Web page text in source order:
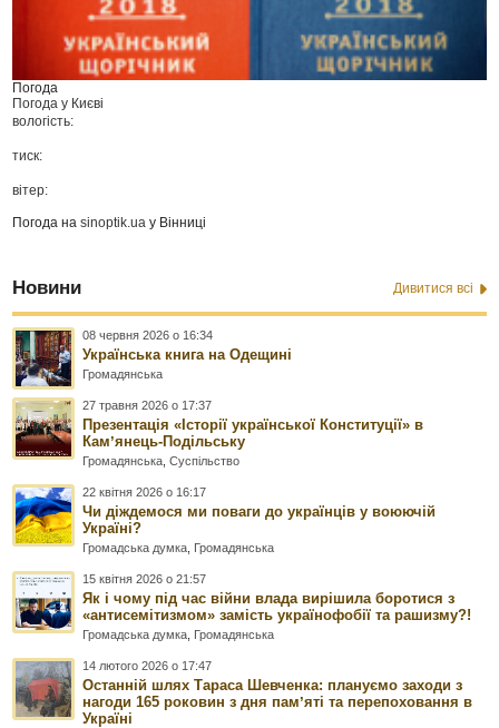
Погода
Погода у Києві
вологість:
тиск:
вітер:
Погода наsinoptik.ua у Вінниці
Новини Дивитися всі
08 червня 2026 о 16:34
Українська книга на Одещині
Громадянська
27 травня 2026 о 17:37
Презентація «Історії української Конституції» в
Камʼянець-Подільську
Громадянська ,Суспільство
22 квітня 2026 о 16:17
Чи діждемося ми поваги до українців у воюючій
Україні?
Громадська думка Громадянська
15 квітня 2026 о 21:57
Як і чому під час війни влада вирішила боротися з
«антисемітизмом» замість українофобії та рашизму?!
Громадська думка Громадянська
14 лютого 2026 о 17:47
Останній шлях Тараса Шевченка: плануємо заходи з
нагоди 165 роковин з дня памʼяті та перепоховання в
Україні